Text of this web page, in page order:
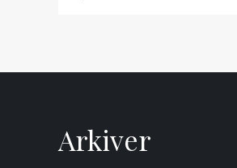
Arkiver